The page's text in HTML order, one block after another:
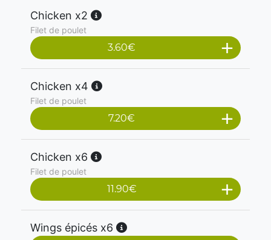
Chicken x2
Filet de poulet
3.60€
Chicken x4
Filet de poulet
7.20€
Chicken x6
Filet de poulet
11.90€
Wings épicés x6